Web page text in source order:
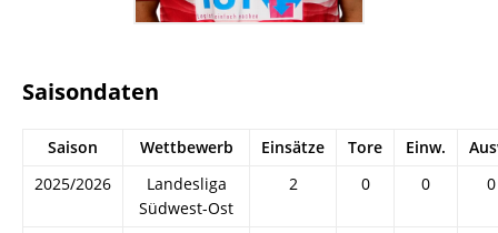
Saisondaten
Saison Wettbewerb Einsätze Tore Einw.
2025/2026
Landesliga
Südwest-Ost
2 0 0 0